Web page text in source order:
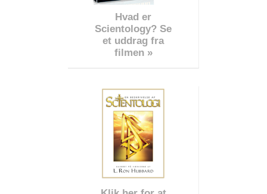
Hvad er
Scientology? Se
et uddrag fra
filmen »